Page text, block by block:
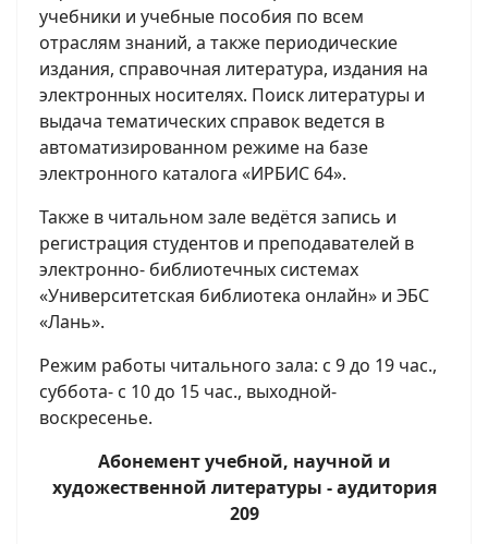
учебники и учебные пособия по всем
отраслям знаний, а также периодические
издания, справочная литература, издания на
электронных носителях. Поиск литературы и
выдача тематических справок ведется в
автоматизированном режиме на базе
электронного каталога «ИРБИС 64».
Также в читальном зале ведётся запись и
регистрация студентов и преподавателей в
электронно- библиотечных системах
«Университетская библиотека онлайн» и ЭБС
«Лань».
Режим работы читального зала: с 9 до 19 час.,
суббота- с 10 до 15 час., выходной-
воскресенье.
Абонемент учебной, научной и
художественной литературы - аудитория
209